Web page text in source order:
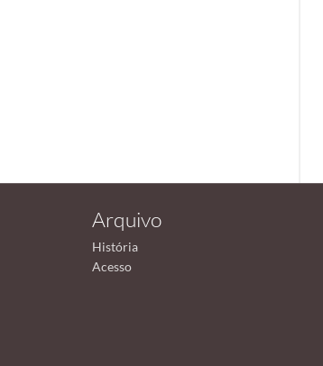
Arquivo
História
Acesso